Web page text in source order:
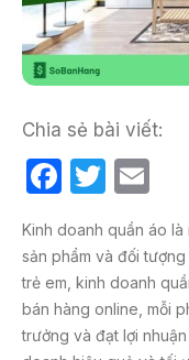
Chia sẻ bài viết:
F
c
e
b
T
w
itt
er
ail
Kinh doanh quần áo
sản phẩm và đối
trẻ em, kinh doanh
bán hàng online, mỗi
trưởng và đạt lợi